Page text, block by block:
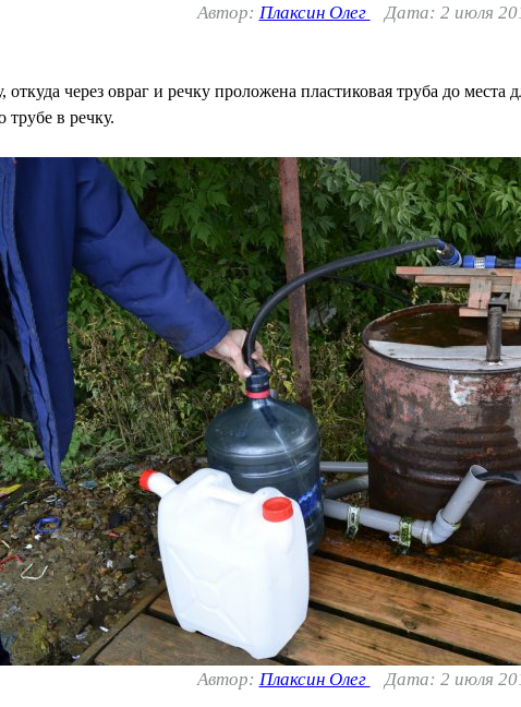
Автор: Плаксин Олег Дата: 2 июля
через овраг и речку проложена пластиковая труба до места
трубе в речку.
Автор: Плаксин Олег Дата: 2 июля